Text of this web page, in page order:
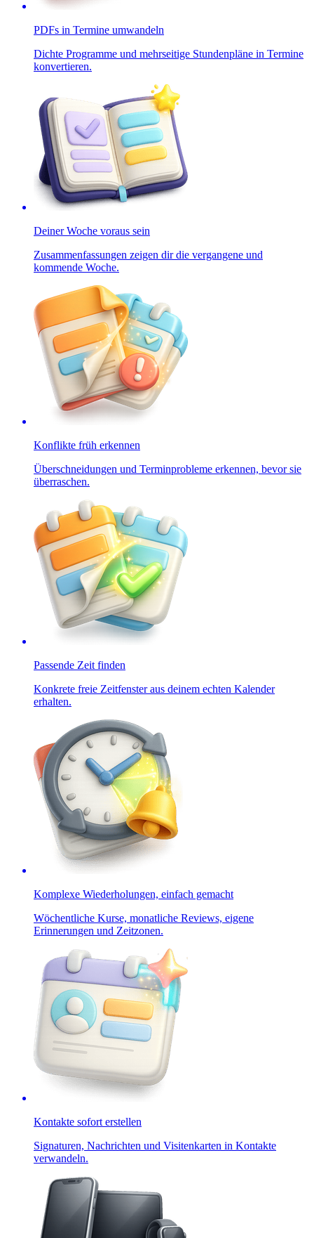
PDFs in Termine umwandeln
Dichte Programme und mehrseitige Stundenpläne in Termine
konvertieren.
Deiner Woche voraus sein
Zusammenfassungen zeigen dir die vergangene und
kommende Woche.
Konflikte früh erkennen
Überschneidungen und Terminprobleme erkennen, bevor sie
überraschen.
Passende Zeit finden
Konkrete freie Zeitfenster aus deinem echten Kalender
erhalten.
Komplexe Wiederholungen, einfach gemacht
Wöchentliche Kurse, monatliche Reviews, eigene
Erinnerungen und Zeitzonen.
Kontakte sofort erstellen
Signaturen, Nachrichten und Visitenkarten in Kontakte
verwandeln.